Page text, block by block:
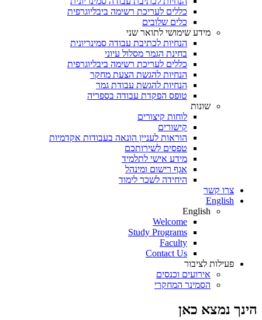
כללים לעריכת רשימה ביבליוגרפית
כלים שלובים
מידע שימושי לתואר שני
הנחיות לכתיבת עבודה סמינריונית
בחינת הגמר מסלול עיוני
כללים לעריכת רשימה ביבליוגרפית
הנחיות להגשת הצעת מחקר
הנחיות להגשת עבודת גמר
טופס הפקדת עבודה בספריה
שונות
לוחות קיצורים
קישורים
הוראות לעניין הונאה בעבודות אקדמיות
טפסים לשירותכם
מידע אישי לתלמיד
אגף רישום ומינהל
היחידה לשכר לימוד
צרו קשר
English
English
Welcome
Study Programs
Faculty
Contact Us
פעילות לציבור
אירועים וכנסים
הסמינר המחקרי
הינך נמצא כאן